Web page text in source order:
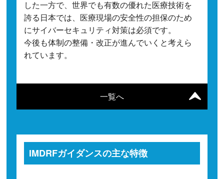
一覧へ
した一方で、世界でも有数の優れた医療技術を
誇る日本では、医療現場の安全性の担保のため
にサイバーセキュリティ対策は必須です。
今後も体制の整備・改正が進んでいくと考えら
れています。
IMDRFガイダンスの主な特徴